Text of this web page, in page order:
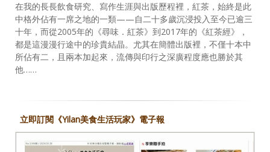
在我的長長飲食研究、寫作生涯與出版歷程裡，紅茶，始終是此
中格外佔有一席之地的一類——自二十多歲沉浸投入至今已逾三
十年，而從2005年的《尋味．紅茶》到2017年的《紅茶經》，
都是這漫漫行途中的珍貴結晶。尤其在簡體出版裡，不僅十本中
所佔有二，且兩本加起來，流傳與印行之深廣程度應也勝於其
他……
立即訂閱《Yilan美食生活玩家》電子報